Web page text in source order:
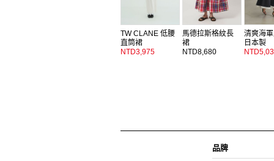
TW CLANE 低腰
直筒裙
NTD3,975
馬德拉斯格紋長
裙
NTD8,680
清爽海
日本製
品牌